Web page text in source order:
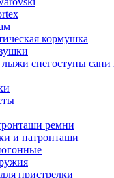
кормушка
лыжи снегоступы
ремни
и патронташи
пристрелки